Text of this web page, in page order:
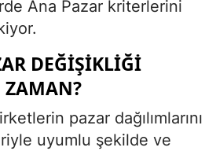
Ana Pazar kriterlerini
DEĞIŞIKLIĞI
ZAMAN?
pazar dağılımlarını
uyumlu şekilde ve